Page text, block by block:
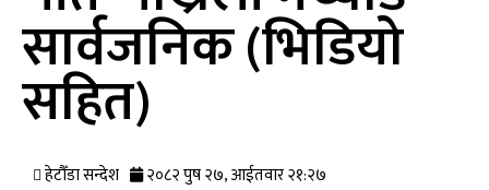
सार्वजनिक (भिडियो
सहित)
हेटौँडा सन्देश २०८२ पुष २७, आईतवार २१:२७